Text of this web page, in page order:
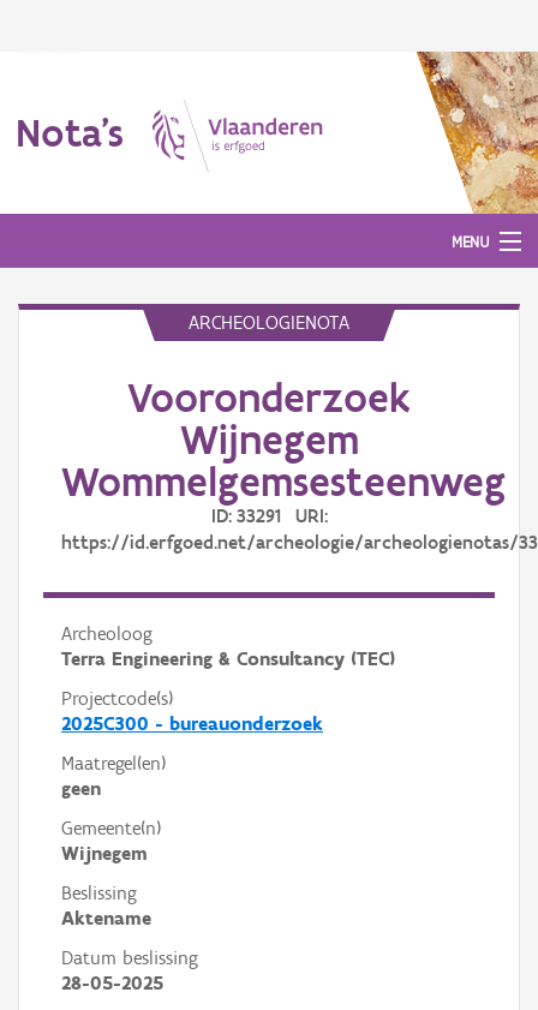
Nota's
MENU
ARCHEOLOGIENOTA
Vooronderzoek
Wijnegem
Wommelgemsesteenweg
ID: 33291 URI:
https://id.erfgoed.net/archeologie/archeologienotas/
Archeoloog
Terra Engineering & Consultancy (TEC)
Projectcode(s)
2025C300 - bureauonderzoek
Maatregel(en)
geen
Gemeente(n)
Wijnegem
Beslissing
Aktename
Datum beslissing
28-05-2025